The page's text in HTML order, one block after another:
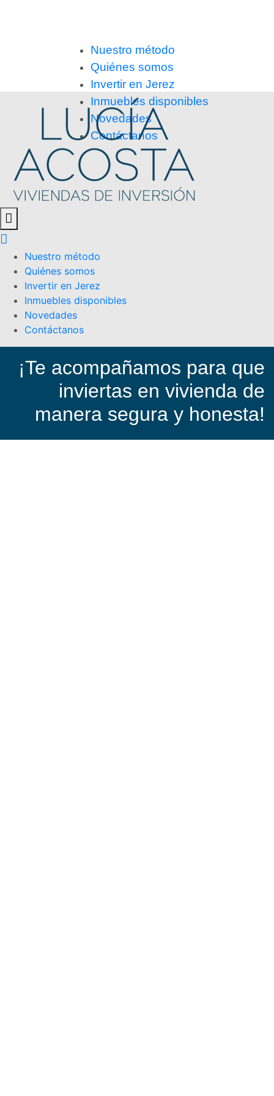
Nuestro método
Quiénes somos
Invertir en Jerez
Inmuebles disponibles
Novedades
Contáctanos
Nuestro método
Quiénes somos
Invertir en Jerez
Inmuebles disponibles
Novedades
Contáctanos
¡Te acompañamos para que
inviertas en vivienda de
manera segura y honesta!